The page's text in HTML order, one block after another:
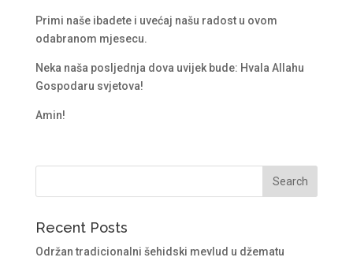
Primi naše ibadete i uvećaj našu radost u ovom
odabranom mjesecu.
Neka naša posljednja dova uvijek bude: Hvala Allahu
Gospodaru svjetova!
Amin!
Recent Posts
Održan tradicionalni šehidski mevlud u džematu